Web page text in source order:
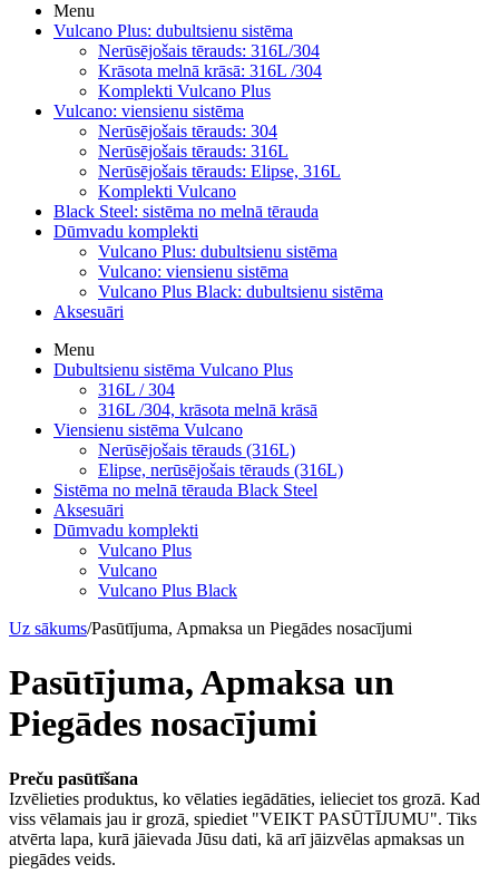
Menu
Vulcano Plus: dubultsienu sistēma
Nerūsējošais tērauds: 316L/304
Krāsota melnā krāsā: 316L /304
Komplekti Vulcano Plus
Vulcano: viensienu sistēma
Nerūsējošais tērauds: 304
Nerūsējošais tērauds: 316L
Nerūsējošais tērauds: Elipse, 316L
Komplekti Vulcano
Black Steel: sistēma no melnā tērauda
Dūmvadu komplekti
Vulcano Plus: dubultsienu sistēma
Vulcano: viensienu sistēma
Vulcano Plus Black: dubultsienu sistēma
Aksesuāri
Menu
Dubultsienu sistēma Vulcano Plus
316L / 304
316L /304, krāsota melnā krāsā
Viensienu sistēma Vulcano
Nerūsējošais tērauds (316L)
Elipse, nerūsējošais tērauds (316L)
Sistēma no melnā tērauda Black Steel
Aksesuāri
Dūmvadu komplekti
Vulcano Plus
Vulcano
Vulcano Plus Black
Uz sākums/Pasūtījuma, Apmaksa un Piegādes nosacījumi
Pasūtījuma, Apmaksa un
Piegādes nosacījumi
Preču pasūtīšana
Izvēlieties produktus, ko vēlaties iegādāties, ielieciet tos grozā. Kad
viss vēlamais jau ir grozā, spiediet "VEIKT PASŪTĪJUMU". Tiks
atvērta lapa, kurā jāievada Jūsu dati, kā arī jāizvēlas apmaksas un
piegādes veids.